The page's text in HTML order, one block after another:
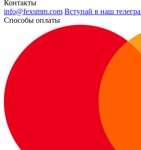
Контакты
info@fexsmm.com Вступай в наш
Способы оплаты